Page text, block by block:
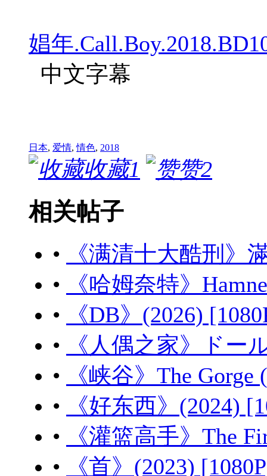
娼年
中文字幕
日本, 爱情,情色, 2018
收藏1 赞2
相关帖子
•
《满清十大酷刑》
•
《哈姆奈特》
•
《DB》(2026)
•
《人偶之家》ドー
•
《峡谷》The
•
《好东西》(2024)
•
《灌篮高手》The
•
《首》(2023)